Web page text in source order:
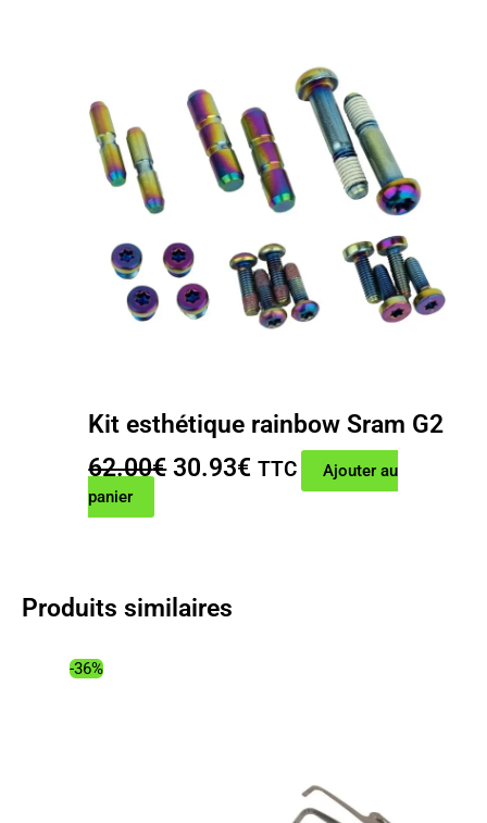
Kit esthétique rainbow Sram G2
62.00€ Le
62.00€.
30.93€ Le
TTC
Ajouter au
panier
Produits similaires
-36%